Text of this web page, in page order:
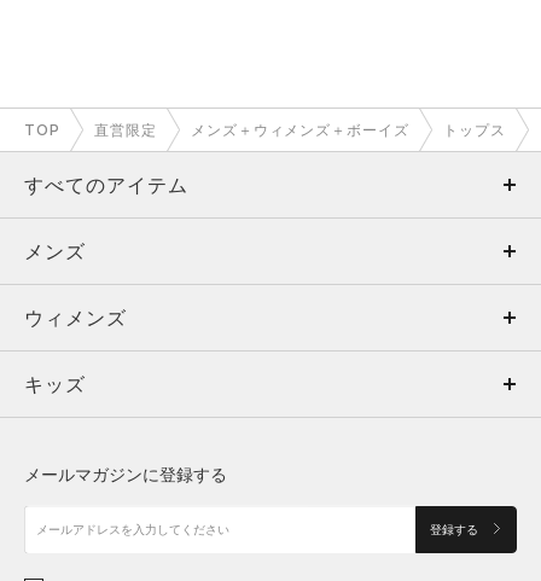
TOP 直営限定 メンズ＋ウィメンズ＋ボーイズ トップス
すべてのアイテム
メンズ
ウィメンズ
キッズ
アクセサリー
メンズ
トップス
ボトムス
アクセサリー
ウィメンズ
トップス
シューズ
キッズ
メールマガジンに登録する
登録する